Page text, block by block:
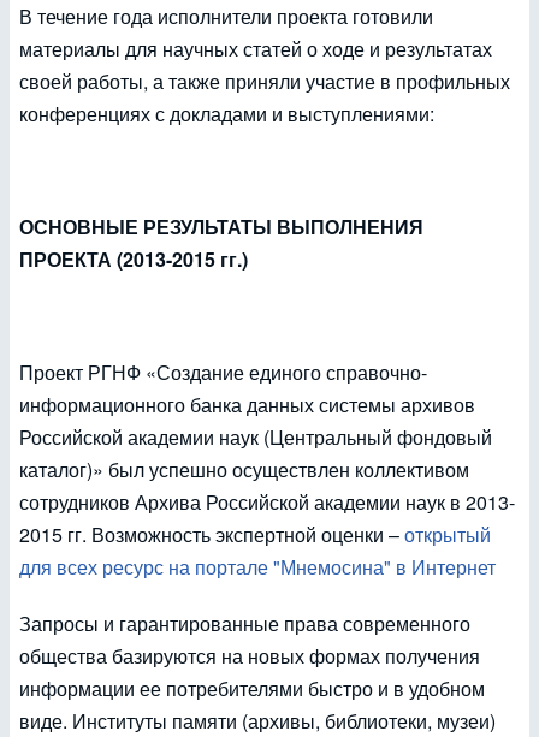
В течение года исполнители проекта готовили
материалы для научных статей о ходе и результатах
своей работы, а также приняли участие в профильных
конференциях с докладами и выступлениями:
ОСНОВНЫЕ РЕЗУЛЬТАТЫ ВЫПОЛНЕНИЯ
ПРОЕКТА (2013-2015 гг.)
Проект РГНФ «Создание единого справочно-
информационного банка данных системы архивов
Российской академии наук (Центральный фондовый
каталог)» был успешно осуществлен коллективом
сотрудников Архива Российской академии наук в 2013-
2015 гг. Возможность экспертной оценки –открытый
для всех ресурс на портале "Мнемосина" в Интернет
Запросы и гарантированные права современного
общества базируются на новых формах получения
информации ее потребителями быстро и в удобном
виде. Институты памяти (архивы, библиотеки, музеи)